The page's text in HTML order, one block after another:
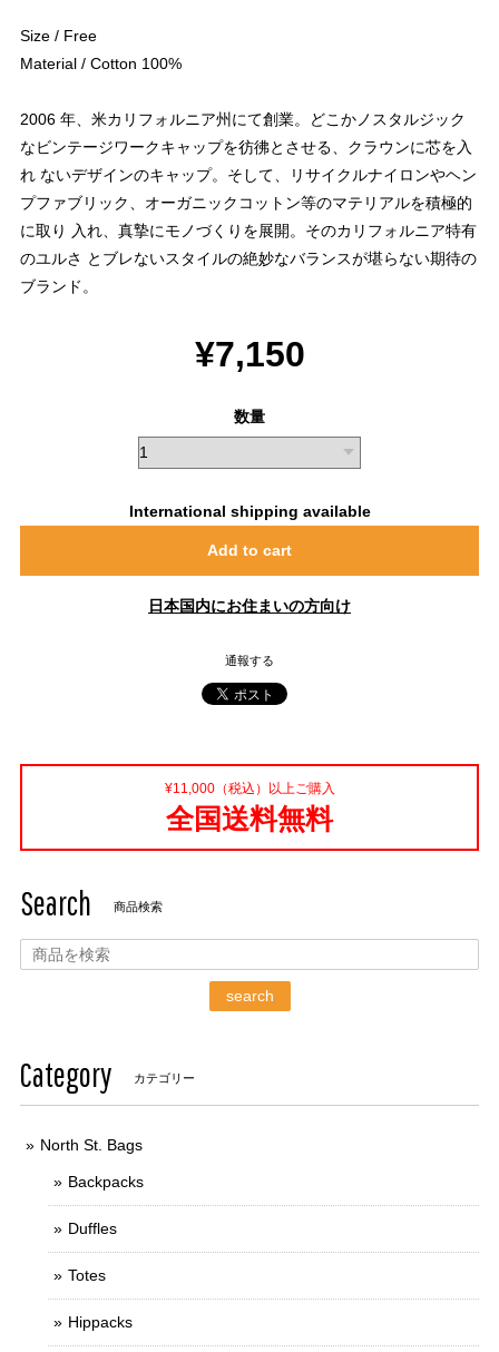
Size / Free
Material / Cotton 100%
2006 年、米カリフォルニア州にて創業。どこかノスタルジック
なビンテージワークキャップを彷彿とさせる、クラウンに芯を入
れ ないデザインのキャップ。そして、リサイクルナイロンやヘン
プファブリック、オーガニックコットン等のマテリアルを積極的
に取り 入れ、真摯にモノづくりを展開。そのカリフォルニア特有
のユルさ とブレないスタイルの絶妙なバランスが堪らない期待の
ブランド。
¥7,150
数量
International shipping available
Add to cart
日本国内にお住まいの方向け
通報する
¥11,000（税込）以上ご購入
全国送料無料
Search 商品検索
search
Category カテゴリー
North St. Bags
Backpacks
Duffles
Totes
Hippacks